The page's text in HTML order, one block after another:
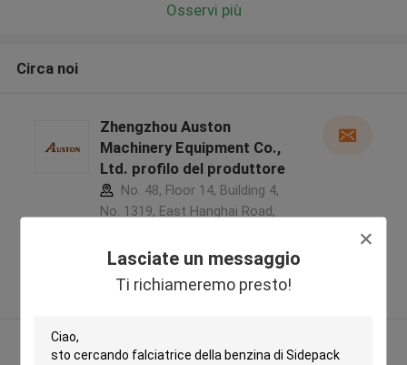
Lasciate un messaggio
Ti richiameremo presto!
Osservi più
Circa noi
Zhengzhou Auston
Machinery Equipment Co.,
Ltd. profilo del produttore
No. 48, Floor 14, Building 4,
No. 1319, East Hanghai Road,
Free Trade Zone ,Porcellana
Fornitore verificato